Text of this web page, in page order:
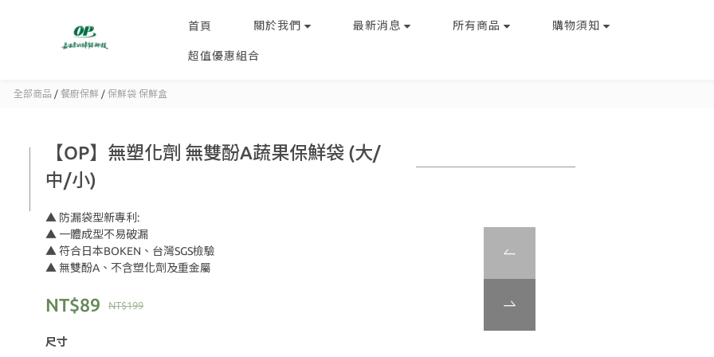
首頁 關於我們 最新消息 所有商品 購物須知
超值優惠組合
全部商品 / 餐廚保鮮 / 保鮮袋 保鮮盒
【OP】無塑化劑 無雙酚A蔬果保鮮袋 (大/
中/小)
▲ 防漏袋型新專利:
▲ 一體成型不易破漏
▲ 符合日本BOKEN、台灣SGS檢驗
▲ 無雙酚A、不含塑化劑及重金屬
NT$199
NT$89
尺寸